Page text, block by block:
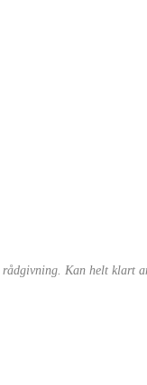
Kan helt klart